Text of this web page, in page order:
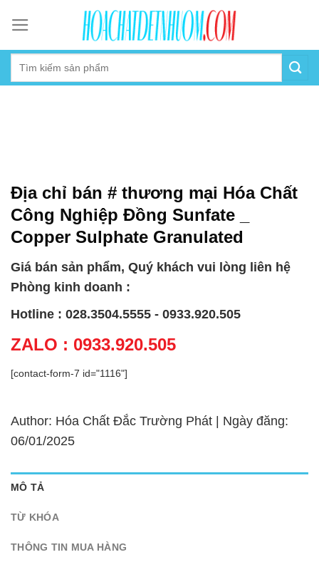
content
Địa chỉ bán # thương mại Hóa Chất
Công Nghiệp Đồng Sunfate _
Copper Sulphate Granulated
Giá bán sản phẩm, Quý khách vui lòng liên hệ
Phòng kinh doanh :
Hotline : 028.3504.5555 - 0933.920.505
ZALO : 0933.920.505
[contact-form-7 id="1116"]
Author: Hóa Chất Đắc Trường Phát | Ngày đăng:
06/01/2025
MÔ TẢ
TỪ KHÓA
THÔNG TIN MUA HÀNG